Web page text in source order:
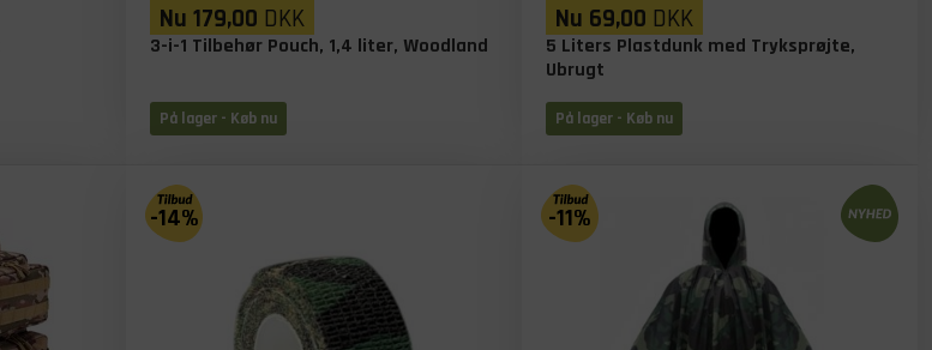
Nu 179,00 DKK
3-i-1 Tilbehør Pouch, 1,4 liter, Woodland
På lager - Køb nu
Nu 69,00 DKK
5 Liters Plastdunk med Tryksprøjte,
Ubrugt
På lager - Køb nu
-14% -11%